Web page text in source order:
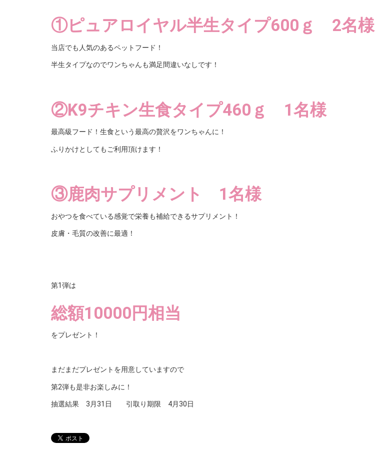
①ピュアロイヤル半生タイプ600ｇ 2名様
当店でも人気のあるペットフード！
半生タイプなのでワンちゃんも満足間違いなしです！
②K9チキン生食タイプ460ｇ 1名様
最高級フード！生食という最高の贅沢をワンちゃんに！
ふりかけとしてもご利用頂けます！
③鹿肉サプリメント 1名様
おやつを食べている感覚で栄養も補給できるサプリメント！
皮膚・毛質の改善に最適！
第1弾は
総額10000円相当
をプレゼント！
まだまだプレゼントを用意していますので
第2弾も是非お楽しみに！
抽選結果 3月31日 引取り期限 4月30日